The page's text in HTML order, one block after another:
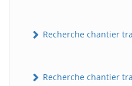
Recherche chantier
Recherche chantier